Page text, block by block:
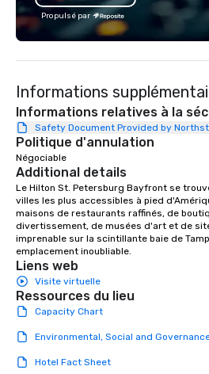
Propulsé par
Informations
Informations relatives à la
Safety Document Provided by
Politique d'annulation
Négociable
Additional details
Le Hilton St. Petersburg Bayfront se
villes les plus accessibles à pied
maisons de restaurants raffinés, de
divertissement, de musées d'art et de
imprenable sur la scintillante baie de
emplacement inoubliable.
Liens web
Visite virtuelle
Ressources du lieu
Capacity Chart
Environmental, Social and
Hotel Fact Sheet